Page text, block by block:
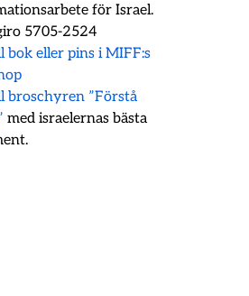
för Israel.
5705-2524
bok eller pins i MIFF:s
broschyren ”Förstå
med israelernas bästa